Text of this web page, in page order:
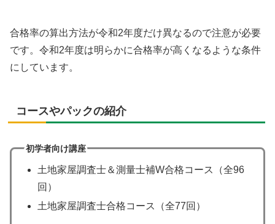
合格率の算出方法が令和2年度だけ異なるので注意が必要
です。令和2年度は明らかに合格率が高くなるような条件
にしています。
コースやパックの紹介
初学者向け講座
土地家屋調査士＆測量士補W合格コース（全96
回）
土地家屋調査士合格コース（全77回）